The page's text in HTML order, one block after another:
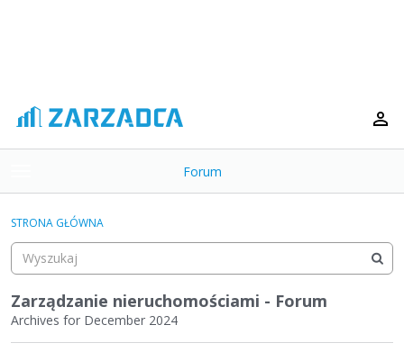
o
g
e
m
e
n
Forum
Kategorie
Dyskusje
Aktywność
STRONA GŁÓWNA
Zarządzanie nieruchomościami - Forum
Archives for December 2024